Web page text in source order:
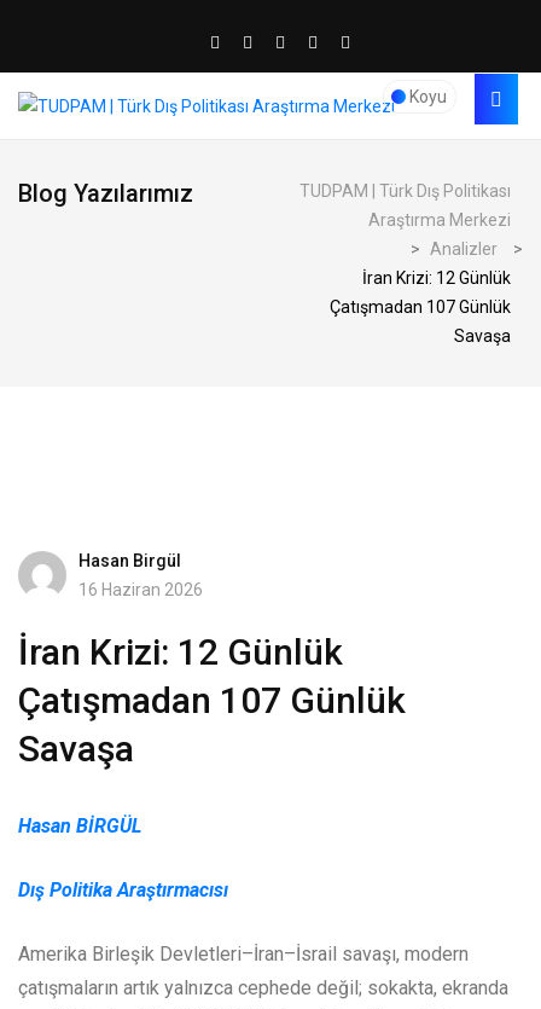
Koyu
Blog Yazılarımız
TUDPAM | Türk Dış Politikası
Araştırma Merkezi
> Analizler
>
İran Krizi: 12 Günlük
Çatışmadan 107 Günlük
Savaşa
Hasan Birgül
16 Haziran 2026
İran Krizi: 12 Günlük
Çatışmadan 107 Günlük
Savaşa
Hasan BİRGÜL
Dış Politika Araştırmacısı
Amerika Birleşik Devletleri–İran–İsrail savaşı, modern
çatışmaların artık yalnızca cephede değil; sokakta, ekranda